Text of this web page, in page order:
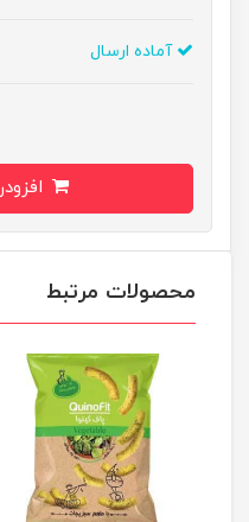
آماده ارسال
محصولات مرتبط